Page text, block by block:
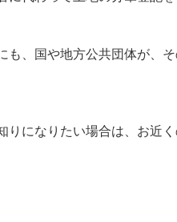
も、国や地方公共団体が、
りになりたい場合は、お近